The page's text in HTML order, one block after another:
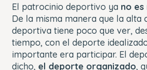
El patrocinio deportivo ya no
De la misma manera que la alta
deportiva tiene poco que ver,
tiempo, con el deporte
importante era participar. El
dicho, el deporte organizado,